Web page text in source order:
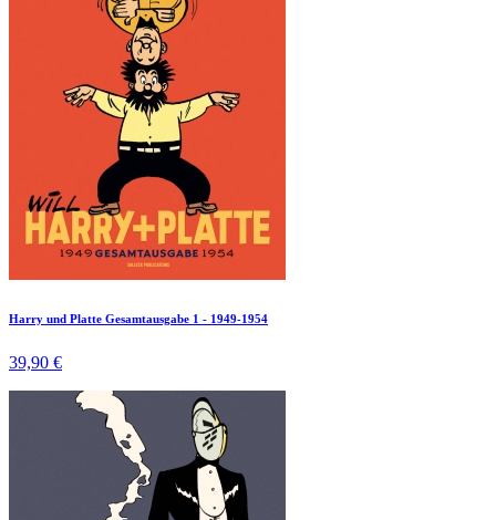
Harry und Platte Gesamtausgabe 1 - 1949-1954
39,90 €